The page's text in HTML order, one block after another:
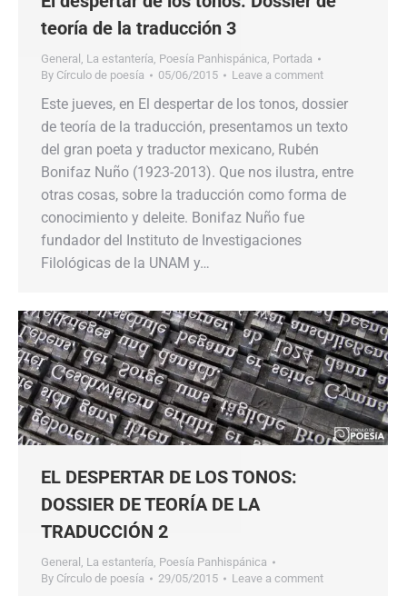
teoría de la traducción 3
General , La estantería, Poesía Panhispánica, Portada
By Círculo de poesía 05/06/2015 Leave a comment
Este jueves, en El despertar de los tonos, dossier
de teoría de la traducción, presentamos un texto
del gran poeta y traductor mexicano, Rubén
Bonifaz Nuño (1923-2013). Que nos ilustra, entre
otras cosas, sobre la traducción como forma de
conocimiento y deleite. Bonifaz Nuño fue
fundador del Instituto de Investigaciones
Filológicas de la UNAM y…
EL DESPERTAR DE LOS TONOS:
DOSSIER DE TEORÍA DE LA
TRADUCCIÓN 2
General , La estantería, Poesía Panhispánica
By Círculo de poesía 29/05/2015 Leave a comment